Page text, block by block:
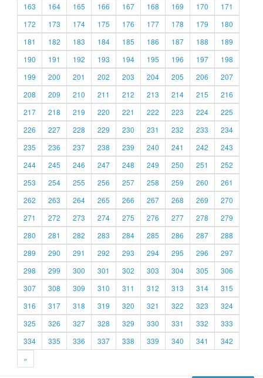
163
164 165 166 167 168 169 170
171
172
173 174 175 176 177 178 179
180
181
182 183 184 185 186 187 188
189
190
191 192 193 194 195 196 197
198
199
200 201 202 203 204 205 206
207
208
209 210 211 212 213 214 215
216
217
218 219 220 221 222 223 224
225
226
227 228 229 230 231 232 233
234
235
236 237 238 239 240 241 242
243
244
245 246 247 248 249 250 251
252
253
254 255 256 257 258 259 260
261
262
263 264 265 266 267 268 269
270
271
272 273 274 275 276 277 278
279
280
281 282 283 284 285 286 287
288
289
290 291 292 293 294 295 296
297
298
299 300 301 302 303 304 305
306
307
308 309 310 311 312 313 314
315
316
317 318 319 320 321 322 323
324
325
326 327 328 329 330 331 332
333
334
335 336 337 338 339 340 341
342
»